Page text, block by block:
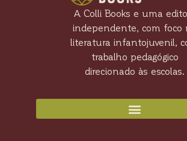
A Colli Books e uma
independente, com foco
literatura infantojuvenil,
trabalho pedagógico
direcionado às escolas.